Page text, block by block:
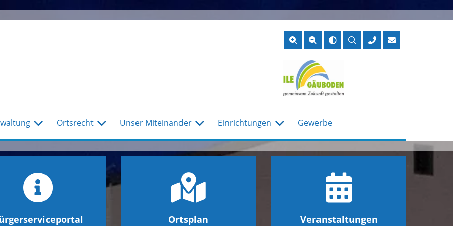
Suche
Ortsrecht Unser Miteinander Einrichtungen Gewerbe
Ortsplan Veranstaltungen